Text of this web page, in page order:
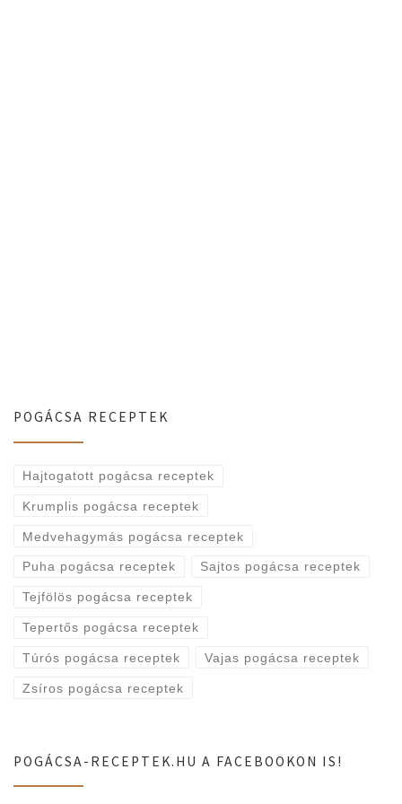
POGÁCSA RECEPTEK
Hajtogatott pogácsa receptek
Krumplis pogácsa receptek
Medvehagymás pogácsa receptek
Puha pogácsa receptek Sajtos pogácsa receptek
Tejfölös pogácsa receptek
Tepertős pogácsa receptek
Túrós pogácsa receptek Vajas pogácsa receptek
Zsíros pogácsa receptek
POGÁCSA-RECEPTEK.HU A FACEBOOKON IS!